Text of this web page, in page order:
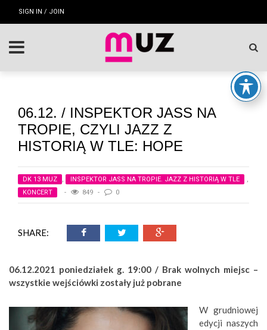
SIGN IN / JOIN
06.12. / INSPEKTOR JASS NA
TROPIE, CZYLI JAZZ Z
HISTORIĄ W TLE: HOPE
DK 13 MUZ , INSPEKTOR JASS NA TROPIE. JAZZ Z HISTORIĄ W TLE
,
KONCERT
849 0
SHARE:
06.12.2021 poniedziałek g. 19:00 / Brak wolnych miejsc –
wszystkie wejściówki zostały już pobrane
W grudniowej
edycji naszych